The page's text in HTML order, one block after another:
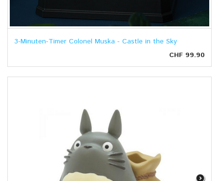
3-Minuten-Timer Colonel Muska - Castle in the Sky
CHF 99.90